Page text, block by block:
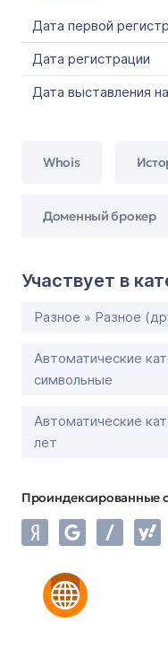
Дата первой
Дата регистрации
Дата выставления
Whois
Доменный брокер
Участвует в
Разное » Разное
Автоматические
символьные
Автоматические
лет
Проиндексированные